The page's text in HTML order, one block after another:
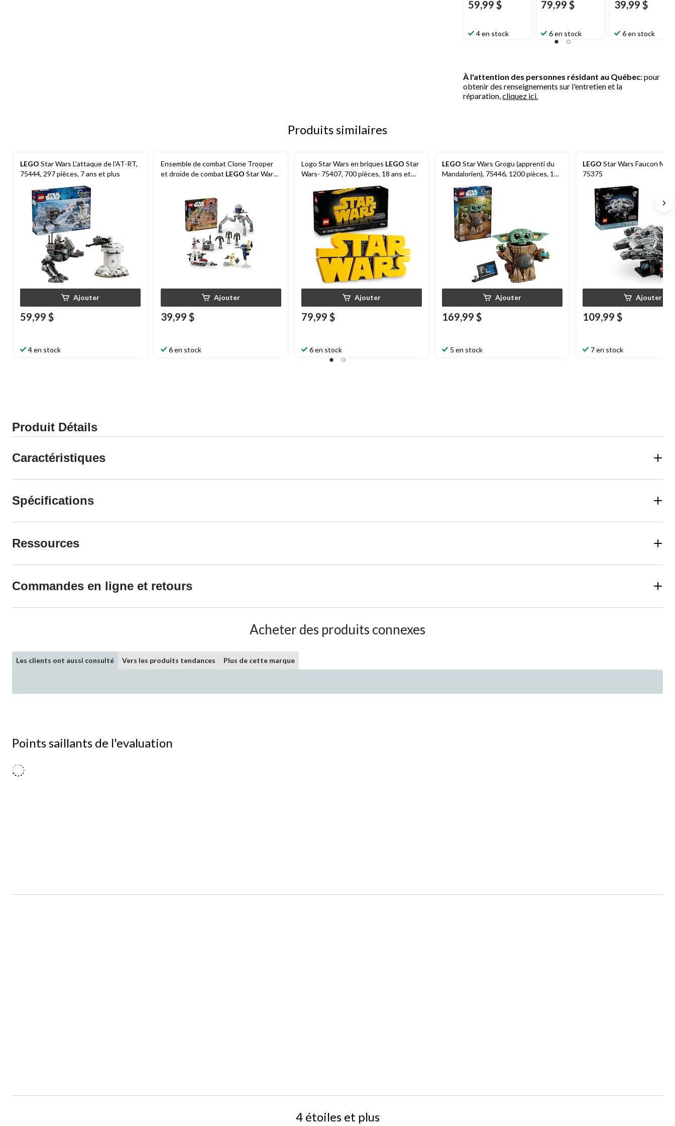
59,99 $
4 en stock
79,99 $
6 en stock
39,99 $
6 en stock
À l'attention des personnes résidant au Québec: pour
obtenir des renseignements sur l'entretien et la
réparation,cliquez ici.
Produits similaires
LEGO Star Wars L'attaque de l'AT-RT,
75444, 297 pièces, 7 ans et plus
Ajouter
59,99 $
4 en stock
Ensemble de combat Clone Trooper
et droïde de combat LEGO Star Wars
Ajouter
39,99 $
6 en stock
Logo Star Wars en briques LEGO Star
Wars- 75407, 700 pièces, 18 ans et
Ajouter
79,99 $
6 en stock
LEGO Star Wars Grogu (apprenti du
Mandalorien), 75446, 1200 pièces, 10
Ajouter
169,99 $
5 en stock
LEGO Star Wars Faucon
75375
Ajouter
109,99 $
7 en stock
Produit Détails
Caractéristiques
Spécifications
Ressources
Commandes en ligne et retours
Acheter des produits connexes
Les clients ont aussi consulté Vers les produits tendances Plus de cette marque
Points saillants de l'evaluation
4 étoiles et plus